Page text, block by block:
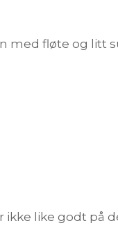
med fløte og litt
ikke like godt på